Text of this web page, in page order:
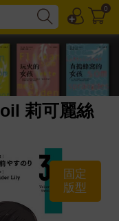
0
莉可麗絲
固定
版型